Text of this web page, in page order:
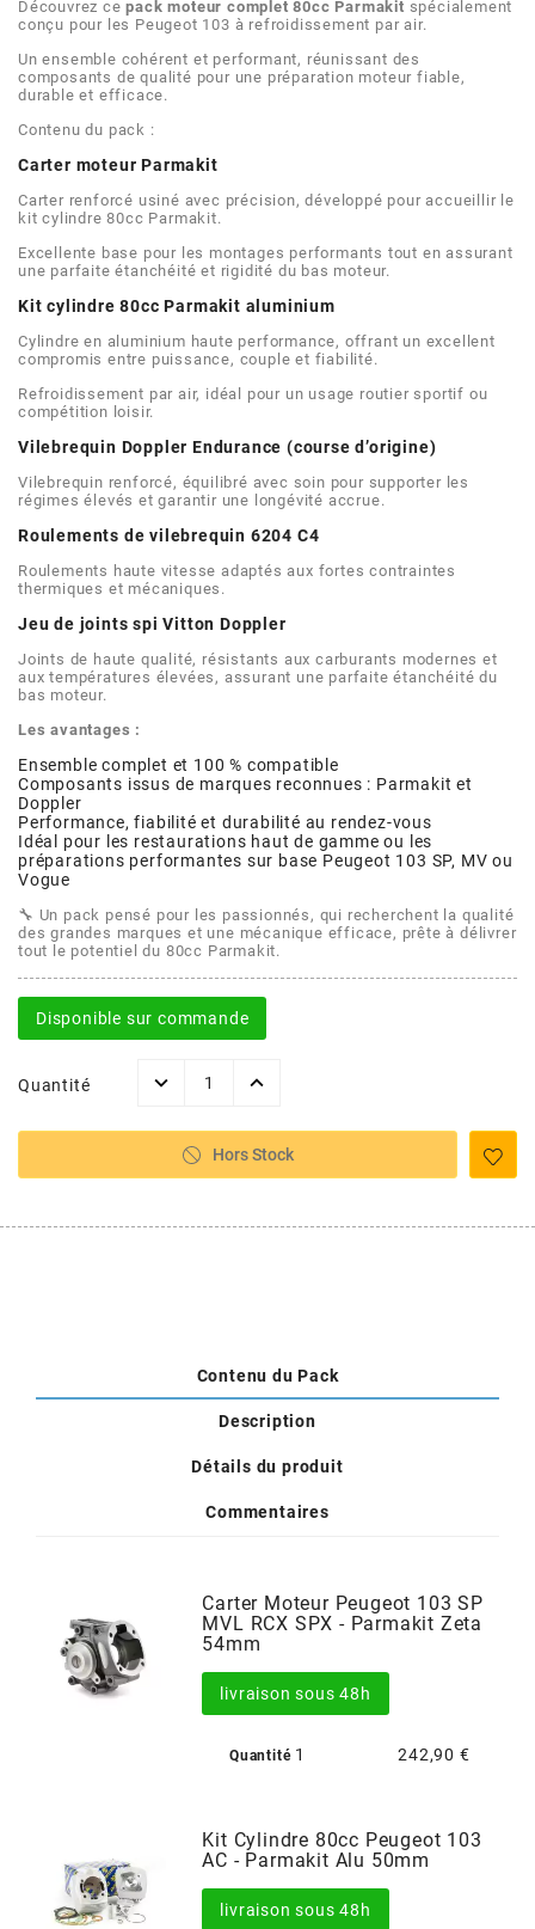
CABLERIE
STICKERS
BON PLAN
MOTEUR SOLEX
PARTIE CYCLE SOLEX
CHASSIS
FREINAGE
CABLERIE
ELECTRICITE
VARIATION
EMBRAYAGE
TRANSMISSION
REFROIDISSEMENT
RESERVOIR
DEMARRAGE
CARTER
POSTE DE PILOTAGE
CHASSIS
FREINAGE
ECLAIRAGE
ELECTRICITE
CABLERIE
CARROSSERIE
AM6 ALL DAY
DERBI E3 ALL DAY
AGP
AIRSAL
AJP
ALGI
ALLPRO
APRILIA
ARCHIVE
ARMLOCK
ARTEIN
ARTEK
ATHENA
AUVRAY
BERING
BIDALOT
Découvrez cepack moteur complet 80cc Parmakit spécialement
conçu pour les Peugeot 103 à refroidissement par air.
Un ensemble cohérent et performant, réunissant des
composants de qualité pour une préparation moteur fiable,
durable et efficace.
Contenu du pack :
Carter moteur Parmakit
Carter renforcé usiné avec précision, développé pour accueillir le
kit cylindre 80cc Parmakit.
Excellente base pour les montages performants tout en assurant
une parfaite étanchéité et rigidité du bas moteur.
Kit cylindre 80cc Parmakit aluminium
Cylindre en aluminium haute performance, offrant un excellent
compromis entre puissance, couple et fiabilité.
Refroidissement par air, idéal pour un usage routier sportif ou
compétition loisir.
Vilebrequin Doppler Endurance (course d’origine)
Vilebrequin renforcé, équilibré avec soin pour supporter les
régimes élevés et garantir une longévité accrue.
Roulements de vilebrequin 6204 C4
Roulements haute vitesse adaptés aux fortes contraintes
thermiques et mécaniques.
Jeu de joints spi Vitton Doppler
Joints de haute qualité, résistants aux carburants modernes et
aux températures élevées, assurant une parfaite étanchéité du
bas moteur.
Les avantages :
Ensemble complet et 100 % compatible
Composants issus de marques reconnues : Parmakit et
Doppler
Performance, fiabilité et durabilité au rendez-vous
Idéal pour les restaurations haut de gamme ou les
préparations performantes sur base Peugeot 103 SP, MV ou
Vogue
🔧 Un pack pensé pour les passionnés, qui recherchent la qualité
des grandes marques et une mécanique efficace, prête à délivrer
tout le potentiel du 80cc Parmakit.
Disponible sur commande
Quantité
Hors Stock
Contenu du Pack
Description
Détails du produit
Commentaires
Carter Moteur Peugeot 103 SP
MVL RCX SPX - Parmakit Zeta
54mm
livraison sous 48h
Quantité1 242,90 €
Kit Cylindre 80cc Peugeot 103
AC - Parmakit Alu 50mm
livraison sous 48h